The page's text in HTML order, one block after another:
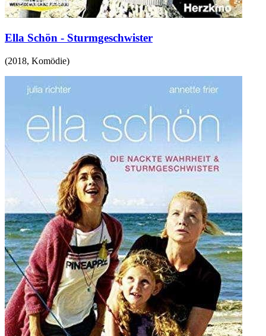
Ella Schön - Sturmgeschwister
(2018, Komödie)